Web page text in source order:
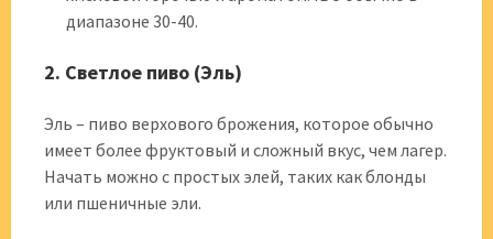
диапазоне 30-40.
2. Светлое пиво (Эль)
Эль – пиво верхового брожения, которое обычно
имеет более фруктовый и сложный вкус, чем лагер.
Начать можно с простых элей, таких как блонды
или пшеничные эли.